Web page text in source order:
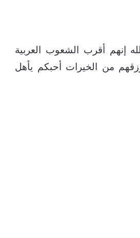
إنهم أقرب الشعوب العربية
من الخيرات أحبكم يأهل